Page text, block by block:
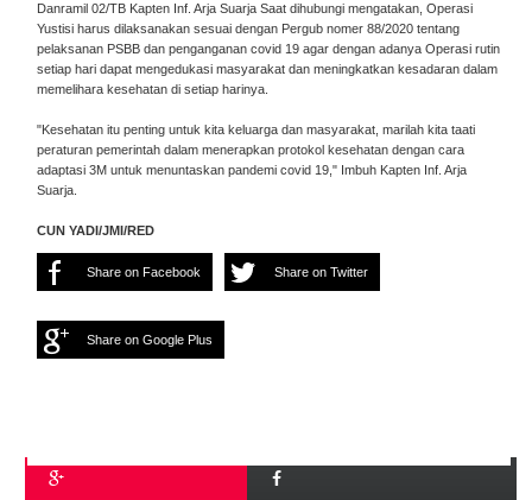
Danramil 02/TB Kapten Inf. Arja Suarja Saat dihubungi mengatakan, Operasi
Yustisi harus dilaksanakan sesuai dengan Pergub nomer 88/2020 tentang
pelaksanan PSBB dan penganganan covid 19 agar dengan adanya Operasi rutin
setiap hari dapat mengedukasi masyarakat dan meningkatkan kesadaran dalam
memelihara kesehatan di setiap harinya.
"Kesehatan itu penting untuk kita keluarga dan masyarakat, marilah kita taati
peraturan pemerintah dalam menerapkan protokol kesehatan dengan cara
adaptasi 3M untuk menuntaskan pandemi covid 19," Imbuh Kapten Inf. Arja
Suarja.
CUN YADI/JMI/RED
Share on Facebook Share on Twitter
Share on Google Plus